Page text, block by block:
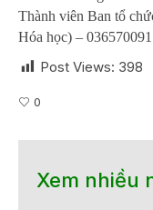
Thành viên Ban tổ
Hóa học) –
Post Views: 398
0
Xem nhiều